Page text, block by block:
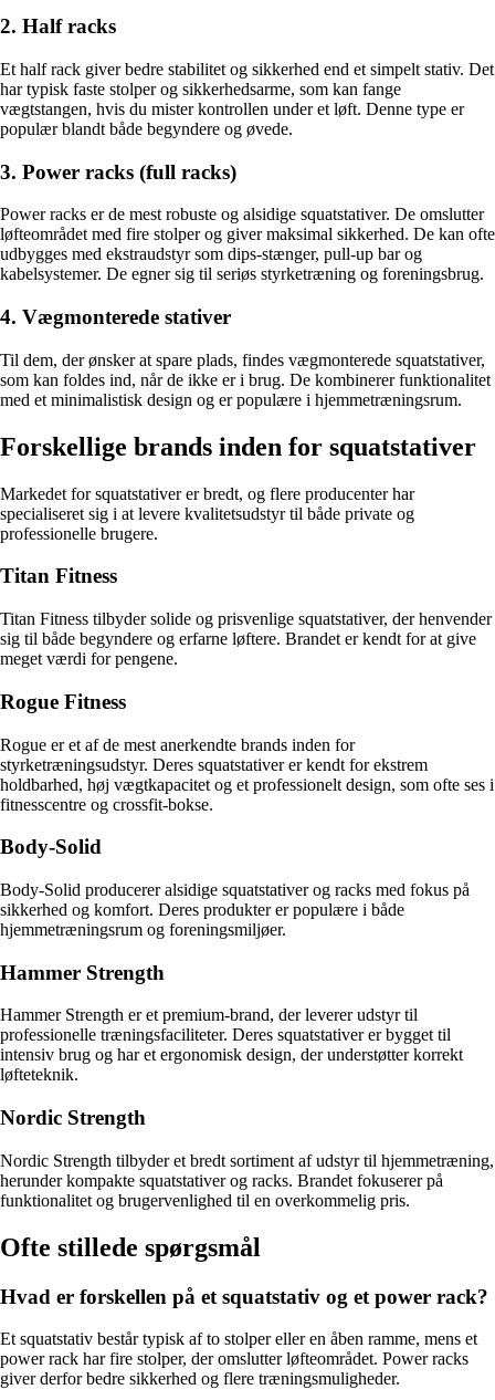
2. Half racks
Et half rack giver bedre stabilitet og sikkerhed end et simpelt stativ. Det
har typisk faste stolper og sikkerhedsarme, som kan fange
vægtstangen, hvis du mister kontrollen under et løft. Denne type er
populær blandt både begyndere og øvede.
3. Power racks (full racks)
Power racks er de mest robuste og alsidige squatstativer. De omslutter
løfteområdet med fire stolper og giver maksimal sikkerhed. De kan ofte
udbygges med ekstraudstyr som dips-stænger, pull-up bar og
kabelsystemer. De egner sig til seriøs styrketræning og foreningsbrug.
4. Vægmonterede stativer
Til dem, der ønsker at spare plads, findes vægmonterede squatstativer,
som kan foldes ind, når de ikke er i brug. De kombinerer funktionalitet
med et minimalistisk design og er populære i hjemmetræningsrum.
Forskellige brands inden for squatstativer
Markedet for squatstativer er bredt, og flere producenter har
specialiseret sig i at levere kvalitetsudstyr til både private og
professionelle brugere.
Titan Fitness
Titan Fitness tilbyder solide og prisvenlige squatstativer, der henvender
sig til både begyndere og erfarne løftere. Brandet er kendt for at give
meget værdi for pengene.
Rogue Fitness
Rogue er et af de mest anerkendte brands inden for
styrketræningsudstyr. Deres squatstativer er kendt for ekstrem
holdbarhed, høj vægtkapacitet og et professionelt design, som ofte ses i
fitnesscentre og crossfit-bokse.
Body-Solid
Body-Solid producerer alsidige squatstativer og racks med fokus på
sikkerhed og komfort. Deres produkter er populære i både
hjemmetræningsrum og foreningsmiljøer.
Hammer Strength
Hammer Strength er et premium-brand, der leverer udstyr til
professionelle træningsfaciliteter. Deres squatstativer er bygget til
intensiv brug og har et ergonomisk design, der understøtter korrekt
løfteteknik.
Nordic Strength
Nordic Strength tilbyder et bredt sortiment af udstyr til hjemmetræning,
herunder kompakte squatstativer og racks. Brandet fokuserer på
funktionalitet og brugervenlighed til en overkommelig pris.
Ofte stillede spørgsmål
Hvad er forskellen på et squatstativ og et power rack?
Et squatstativ består typisk af to stolper eller en åben ramme, mens et
power rack har fire stolper, der omslutter løfteområdet. Power racks
giver derfor bedre sikkerhed og flere træningsmuligheder.